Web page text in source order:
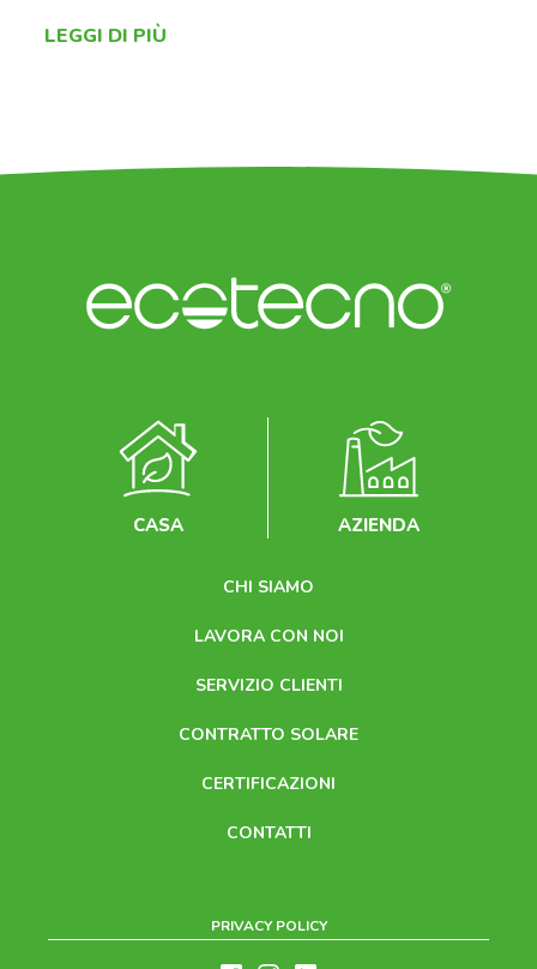
LEGGI DI PIÙ
CHI SIAMO
LAVORA CON NOI
SERVIZIO CLIENTI
CONTRATTO SOLARE
CERTIFICAZIONI
CONTATTI
CASA AZIENDA
PRIVACY POLICY